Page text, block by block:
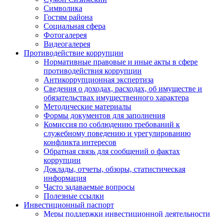
Символика
Гостям района
Социальная сфера
Фотогалерея
Видеогалерея
Противодействие коррупции
Нормативные правовые и иные акты в сфере
противодействия коррупции
Антикоррупционная экспертиза
Сведения о доходах, расходах, об имуществе и
обязательствах имущественного характера
Методические материалы
Формы документов для заполнения
Комиссия по соблюдению требований к
служебному поведению и урегулированию
конфликта интересов
Обратная связь для сообщений о фактах
коррупции
Доклады, отчеты, обзоры, статистическая
информация
Часто задаваемые вопросы
Полезные ссылки
Инвестиционный паспорт
Меры поддержки инвестиционной деятельности